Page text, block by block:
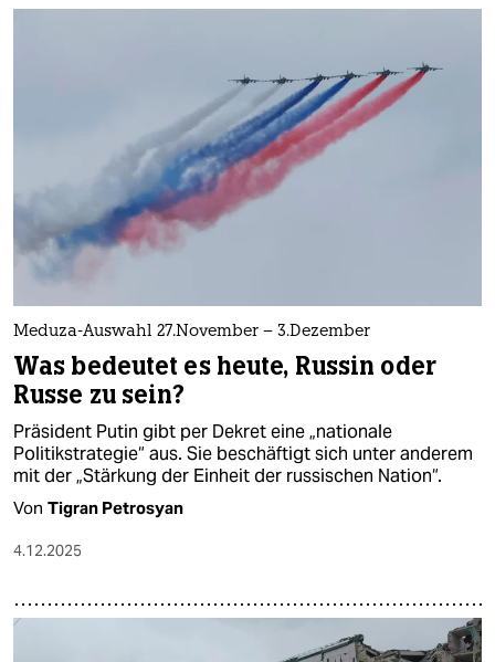
Meduza-Auswahl 27.November – 3.Dezember
Was bedeutet es heute, Russin oder
Russe zu sein?
Präsident Putin gibt per Dekret eine „nationale
Politikstrategie“ aus. Sie beschäftigt sich unter anderem
mit der „Stärkung der Einheit der russischen Nation“.
Von Tigran Petrosyan
4.12.2025